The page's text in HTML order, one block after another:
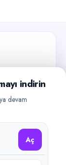
hızlıcaindirin
devam
Aç